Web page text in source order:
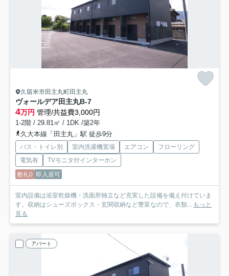
久留米市田主丸町田主丸
ヴォールデア田主丸B-7
4万円 管理/共益費3,000円
1-2階 / 29.81㎡ / 1DK /築2年
久大本線「田主丸」駅 徒歩9分
バス・トイレ別 室内洗濯機置場 エアコン
フローリング
電気有
TVモニタ付インターホン
敷礼0 即入居可
室内設備は浴室乾燥機・洗面所独立など充実した設備を備え付けていま
す。収納はシューズボックス・玄関収納など豊富なので、衣類... もっと
見る
アパート